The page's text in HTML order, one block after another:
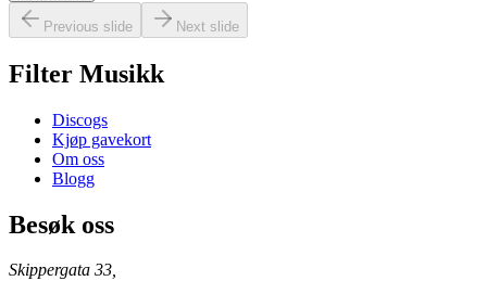
Previous slide Next slide
Filter Musikk
Discogs
Kjøp gavekort
Om oss
Blogg
Besøk oss
Skippergata 33,